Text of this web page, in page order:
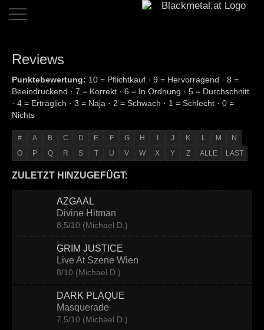
Home
Dates
Reviews
Reviews
Interviews
News
Contact
Reviews
Punktebewertung: 10 = Pflichtkauf · 9 = Hervorragend · 8 =
Beeindruckend · 7 = Korrekt · 6 = In Ordnung · 5 = Durchschnitt
· 4 = Erträglich · 3 = Naja · 2 = Schwach · 1 = Schlecht · 0 =
Nichts
# A B C D E F G H J K L M
N
O
P Q R S T U V W X Y Z ALLE LAST
ZULETZT HINZUGEFÜGT:
AZGAAL
Divine Hitman
8,5/10 (Michael D.)
GRIM JUSTICE
Live At Szene Wien
8/10 (Michael D.)
DARK PLAQUE
Masquerade
7,5/10 (Michael D.)